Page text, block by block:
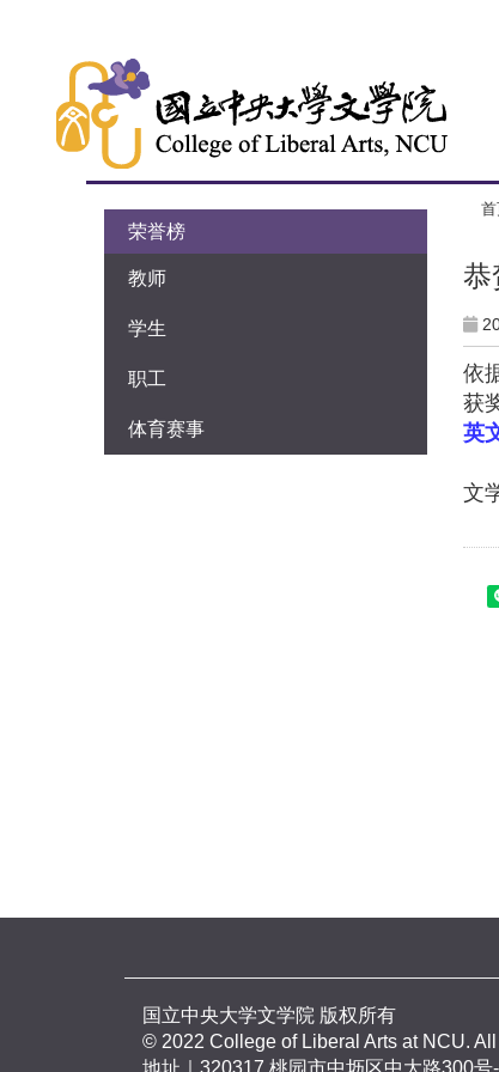
荣誉榜
教师
学生
职工
体育赛事
恭
依
获
英
文
国立中央大学文学院 版权所有
© 2022 College of Liberal Arts at NCU.
地址｜320317 桃园市中坜区中大路300